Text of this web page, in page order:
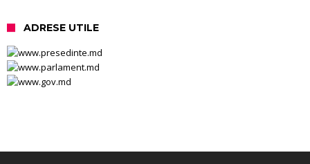
ADRESE UTILE